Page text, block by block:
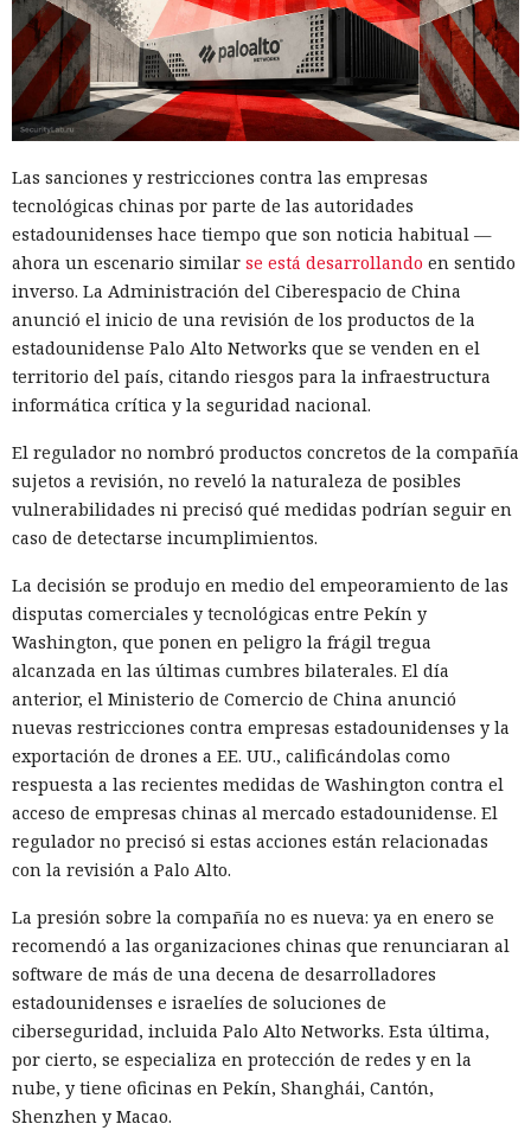
Las sanciones y restricciones contra las empresas
tecnológicas chinas por parte de las autoridades
estadounidenses hace tiempo que son noticia habitual —
ahora un escenario similar se está desarrollando en sentido
inverso. La Administración del Ciberespacio de China
anunció el inicio de una revisión de los productos de la
estadounidense Palo Alto Networks que se venden en el
territorio del país, citando riesgos para la infraestructura
informática crítica y la seguridad nacional.
El regulador no nombró productos concretos de la compañía
sujetos a revisión, no reveló la naturaleza de posibles
vulnerabilidades ni precisó qué medidas podrían seguir en
caso de detectarse incumplimientos.
La decisión se produjo en medio del empeoramiento de las
disputas comerciales y tecnológicas entre Pekín y
Washington, que ponen en peligro la frágil tregua
alcanzada en las últimas cumbres bilaterales. El día
anterior, el Ministerio de Comercio de China anunció
nuevas restricciones contra empresas estadounidenses y la
exportación de drones a EE. UU., calificándolas como
respuesta a las recientes medidas de Washington contra el
acceso de empresas chinas al mercado estadounidense. El
regulador no precisó si estas acciones están relacionadas
con la revisión a Palo Alto.
La presión sobre la compañía no es nueva: ya en enero se
recomendó a las organizaciones chinas que renunciaran al
software de más de una decena de desarrolladores
estadounidenses e israelíes de soluciones de
ciberseguridad, incluida Palo Alto Networks. Esta última,
por cierto, se especializa en protección de redes y en la
nube, y tiene oficinas en Pekín, Shanghái, Cantón,
Shenzhen y Macao.